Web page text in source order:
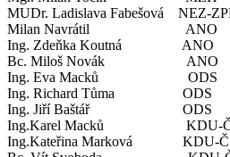
MUDr. Ladislava Fabešová
Milan Navrátil
Ing. Zdeňka Koutná
Bc. Miloš Novák
Ing. Eva Macků
Ing. Richard Tůma
Ing. Jiří Baštář
Ing.Karel Macků KDU-
Ing.Kateřina Marková KDU-